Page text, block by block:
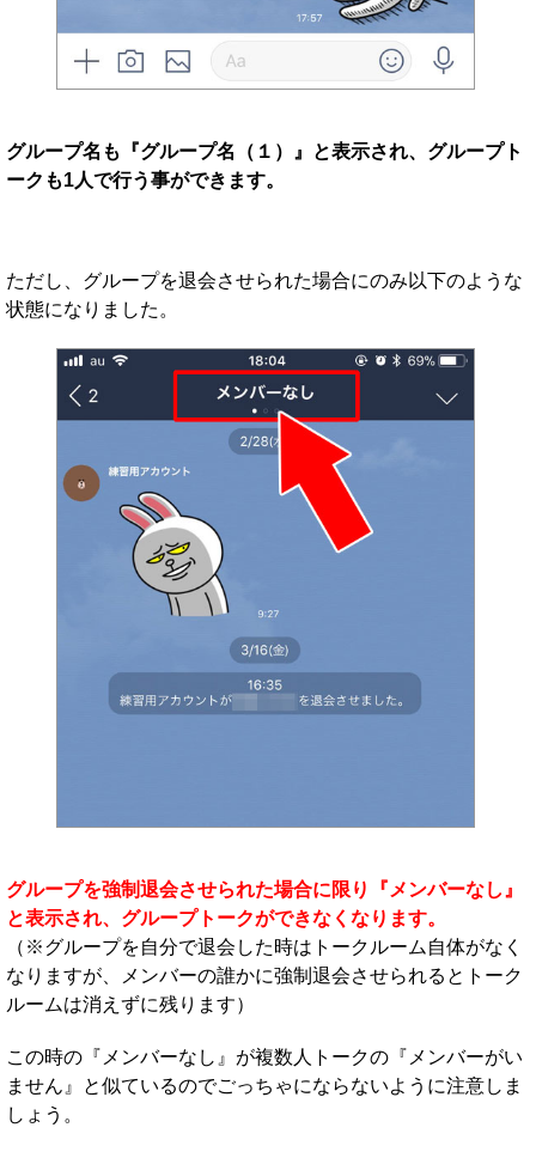
グループ名も『グループ名（１）』と表示され、グループト
ークも1人で行う事ができます。
ただし、グループを退会させられた場合にのみ以下のような
状態になりました。
グループを強制退会させられた場合に限り『メンバーなし』
と表示され、グループトークができなくなります。
（※グループを自分で退会した時はトークルーム自体がなく
なりますが、メンバーの誰かに強制退会させられるとトーク
ルームは消えずに残ります）
この時の『メンバーなし』が複数人トークの『メンバーがい
ません』と似ているのでごっちゃにならないように注意しま
しょう。